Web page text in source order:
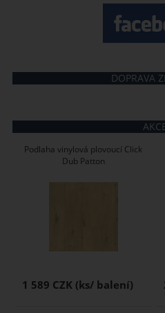
DOPRAVA
Podlaha vinylová plovoucí Click
Dub Patton
1 589 CZK